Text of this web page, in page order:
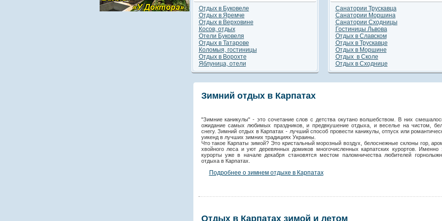
Санатории Трускавца
Санатории Моршина
Санатории Сходницы
Гостиницы Львова
Отдых в Славском
Отдых в Трускавце
Отдых в Моршине
Отдых в Сколе
Отдых в Сходнице
область
Отдых в Буковеле
Отдых в Яремче
Отдых в Верховине
Косов, отдых
Отели Буковеля
Отдых в Татарове
Коломыя, гостиницы
Отдых в Ворохте
Яблуница, отели
Зимний отдых в Карпатах
"Зимние каникулы" - это сочетание слов с детства окутано волшебством. В них
ожидание самых любимых праздников, и предвкушение отдыха, и веселье на чистом,
снегу. Зимний отдых в Карпатах - лучший способ провести каникулы, отпуск или
уикенд в лучших зимних традициях Украины.
Что такое Карпаты зимой? Это кристальный морозный воздух, белоснежные склоны гор,
хвойного леса и уют деревянных домиков многочисленных карпатских курортов. Именно
курорты уже в начале декабря становятся местом паломничества любителей
отдыха в Карпатах.
Подробнее о зимнем отдыхе в Карпатах
Отдых в Карпатах зимой и летом